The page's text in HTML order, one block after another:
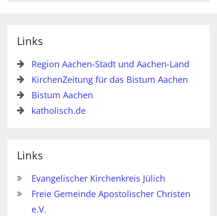
Links
Region Aachen-Stadt und Aachen-Land
KirchenZeitung für das Bistum Aachen
Bistum Aachen
katholisch.de
Links
Evangelischer Kirchenkreis Jülich
Freie Gemeinde Apostolischer Christen
e.V.